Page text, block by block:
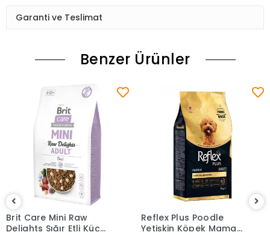
Garanti ve Teslimat
Benzer Ürünler
Brit Care Mini Raw
Delights Sığır Etli Küçük
Reflex Plus Poodle
Yetişkin Köpek Maması